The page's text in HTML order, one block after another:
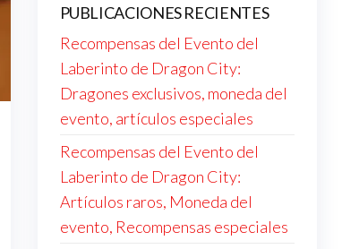
PUBLICACIONES RECIENTES
Recompensas del Evento del
Laberinto de Dragon City:
Dragones exclusivos, moneda del
evento, artículos especiales
Recompensas del Evento del
Laberinto de Dragon City:
Artículos raros, Moneda del
evento, Recompensas especiales